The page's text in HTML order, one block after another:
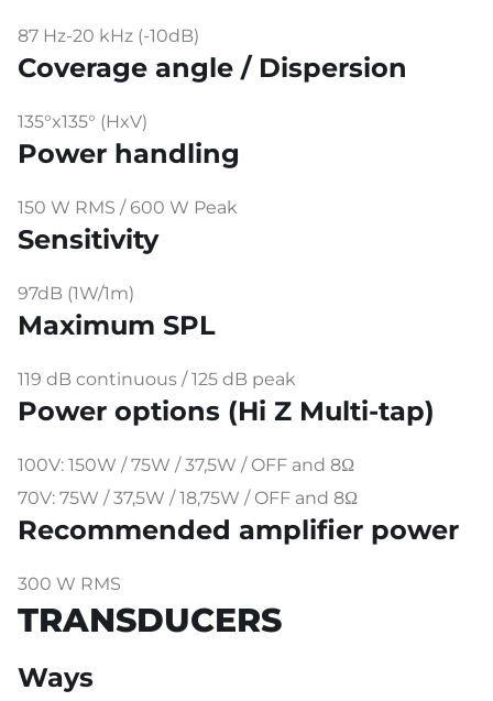
87 Hz-20 kHz (-10dB)
Coverage angle / Dispersion
135°x135° (HxV)
Power handling
150 W RMS / 600 W Peak
Sensitivity
97dB (1W/1m)
Maximum SPL
119 dB continuous / 125 dB peak
Power options (Hi Z Multi-tap)
100V: 150W / 75W / 37,5W / OFF and 8Ω
70V: 75W / 37,5W / 18,75W / OFF and 8Ω
Recommended amplifier power
300 W RMS
TRANSDUCERS
Ways